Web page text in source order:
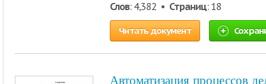
Слов: 4,382 • Страниц: 18
Читать документ
Автоматизация процессов